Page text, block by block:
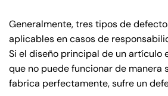
Generalmente, tres tipos de
aplicables en casos de
Si el diseño principal de un artículo
que no puede funcionar de manera
fabrica perfectamente, sufre un